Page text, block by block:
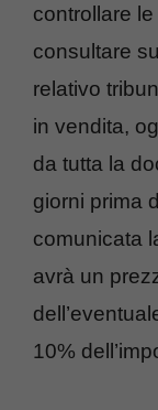
controllare
consultare
relativo
in vendita,
da tutta la
giorni prima
comunicata
avrà un
10%